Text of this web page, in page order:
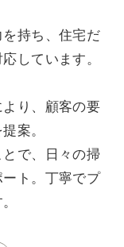
持ち、住宅だ
しています。
り、顧客の要
案。
で、日々の掃
ト。丁寧でプ